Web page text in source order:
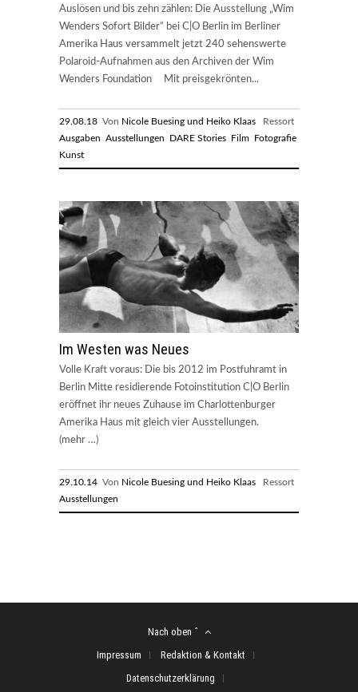
Auslösen und bis zehn zählen: Die Ausstellung „Wim
Wenders Sofort Bilder“ bei C|O Berlin im Berliner
Amerika Haus versammelt jetzt 240 sehenswerte
Polaroid-Aufnahmen aus den Archiven der Wim
Wenders Foundation Mit preisgekrönten...
29.08.18 Von Nicole Buesing und Heiko Klaas Ressort
Ausgaben Ausstellungen DARE Stories Film Fotografie
Kunst
Im Westen was Neues
Volle Kraft voraus: Die bis 2012 im Postfuhramt in
Berlin Mitte residierende Fotoinstitution C|O Berlin
eröffnet ihr neues Zuhause im Charlottenburger
Amerika Haus mit gleich vier Ausstellungen.
(mehr …)
29.10.14 Von Nicole Buesing und Heiko Klaas Ressort
Ausstellungen
Nach oben ˆ
Impressum
Redaktion & Kontakt
Datenschutzerklärung